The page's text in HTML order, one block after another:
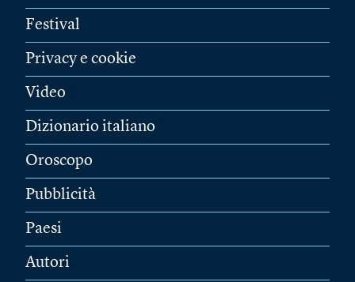
Festival
Privacy e cookie
Video
Dizionario italiano
Oroscopo
Pubblicità
Paesi
Autori